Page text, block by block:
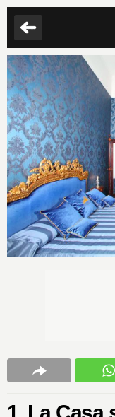
1. La Casa